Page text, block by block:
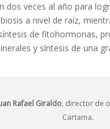
dos veces al año para
a nivel de raíz,
de fitohormonas,
y síntesis de una
Rafael Giraldo, director de
Cartama.